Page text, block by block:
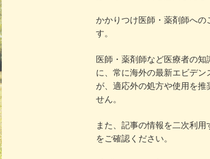
かかりつけ医師・薬剤師への
す。
医師・薬剤師など医療者の知
に、常に海外の最新エビデン
が、適応外の処方や使用を推
せん。
また、記事の情報を二次利
をご確認ください。